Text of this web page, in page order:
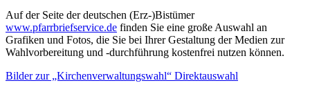
Auf der Seite der deutschen (Erz-)Bistümer
www.pfarrbriefservice.de finden Sie eine große Auswahl an
Grafiken und Fotos, die Sie bei Ihrer Gestaltung der Medien zur
Wahlvorbereitung und -durchführung kostenfrei nutzen können.
Bilder zur „Kirchenverwaltungswahl“ Direktauswahl